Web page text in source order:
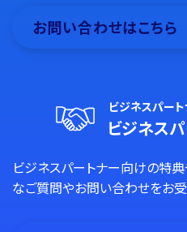
お問い合わせはこちら
ビジネスパー
ビジネス
ビジネスパートナー向けの特
なご質問やお問い合わせをお受